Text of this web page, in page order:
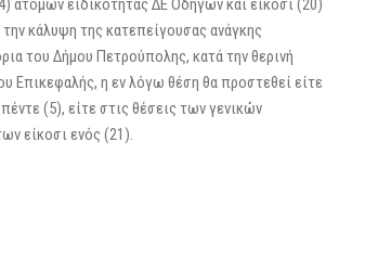
ειδικότητας ΔΕ Οδηγών και είκοσι (20)
κάλυψη της κατεπείγουσας ανάγκης
του Δήμου Πετρούπολης, κατά την θερινή
Επικεφαλής, η εν λόγω θέση θα προστεθεί είτε
(5), είτε στις θέσεις των γενικών
είκοσι ενός (21).